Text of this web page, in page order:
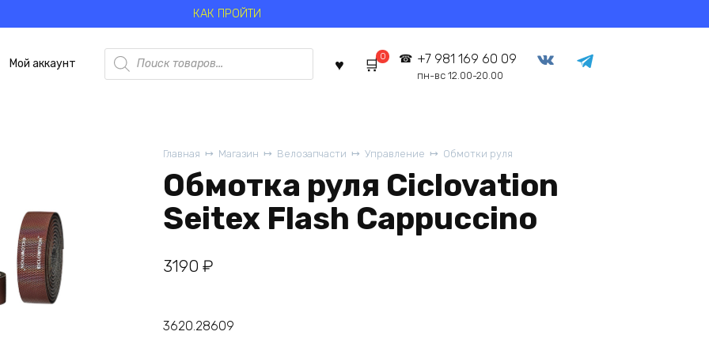
КАК ПРОЙТИ
Мой аккаунт
Поиск
товаров
0 +7 981 169 60 09
пн-вс 12.00-20.00
Главная
Магазин Велозапчасти Управление Обмотки руля
Обмотка руля Ciclovation
Seitex Flash Cappuccino
3190 ₽
3620.28609